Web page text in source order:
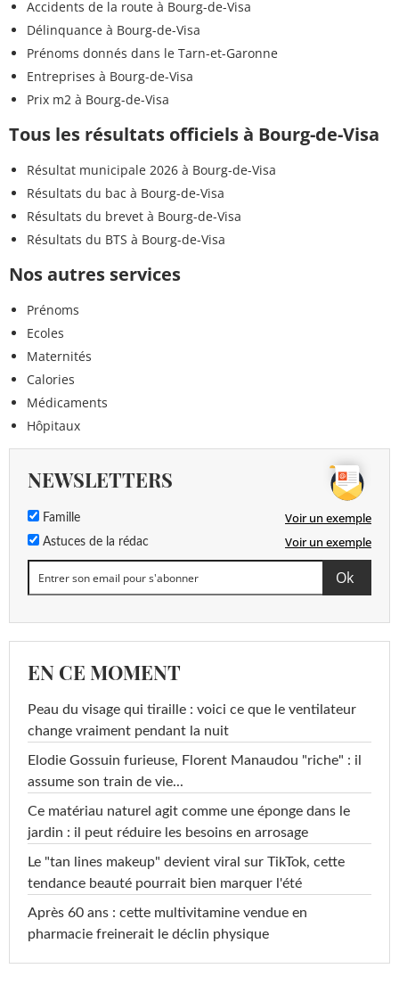
Accidents de la route à Bourg-de-Visa
Délinquance à Bourg-de-Visa
Prénoms donnés dans le Tarn-et-Garonne
Entreprises à Bourg-de-Visa
Prix m2 à Bourg-de-Visa
Tous les résultats officiels à Bourg-de-Visa
Résultat municipale 2026 à Bourg-de-Visa
Résultats du bac à Bourg-de-Visa
Résultats du brevet à Bourg-de-Visa
Résultats du BTS à Bourg-de-Visa
Nos autres services
Prénoms
Ecoles
Maternités
Calories
Médicaments
Hôpitaux
NEWSLETTERS
Famille Voir un exemple
Astuces de la rédac Voir un exemple
EN CE MOMENT
Peau du visage qui tiraille : voici ce que le ventilateur
change vraiment pendant la nuit
Elodie Gossuin furieuse, Florent Manaudou "riche" : il
assume son train de vie...
Ce matériau naturel agit comme une éponge dans le
jardin : il peut réduire les besoins en arrosage
Le "tan lines makeup" devient viral sur TikTok, cette
tendance beauté pourrait bien marquer l'été
Après 60 ans : cette multivitamine vendue en
pharmacie freinerait le déclin physique